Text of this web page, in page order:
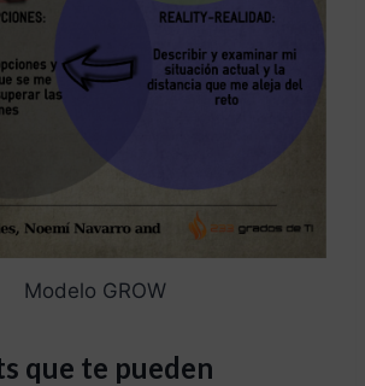
Modelo GROW
que te pueden